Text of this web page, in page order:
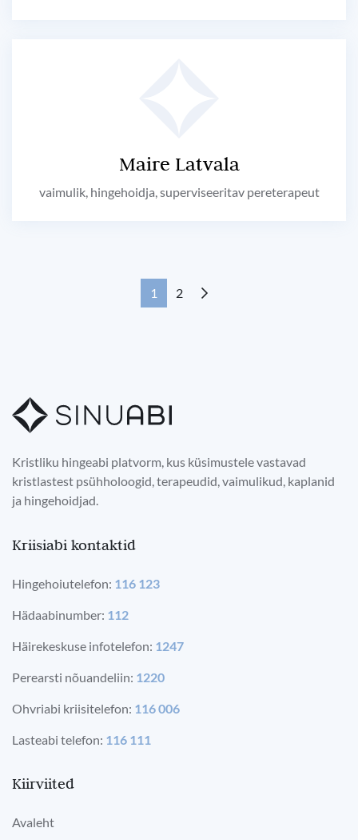
Maire Latvala
vaimulik, hingehoidja, superviseeritav pereterapeut
1 2
Kristliku hingeabi platvorm, kus küsimustele vastavad
kristlastest psühholoogid, terapeudid, vaimulikud, kaplanid
ja hingehoidjad.
Kriisiabi kontaktid
Hingehoiutelefon: 116 123
Hädaabinumber: 112
Häirekeskuse infotelefon: 1247
Perearsti nõuandeliin: 1220
Ohvriabi kriisitelefon: 116 006
Lasteabi telefon: 116 111
Kiirviited
Avaleht